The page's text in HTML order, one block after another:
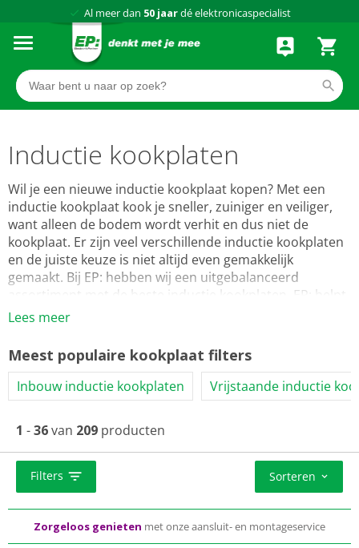
Al meer dan 50 jaardé elektronicaspecialist
Inductie kookplaten
Wil je een nieuwe inductie kookplaat kopen? Met een
inductie kookplaat kook je sneller, zuiniger en veiliger,
want alleen de bodem wordt verhit en dus niet de
kookplaat. Er zijn veel verschillende inductie kookplaten
en de juiste keuze is niet altijd even gemakkelijk
gemaakt. Bij EP: hebben wij een uitgebalanceerd
assortiment met de beste inductie kookplaten. EP: helpt
je graag bij het kiezen van de juiste inductie kookplaat.
Lees meer
Meest populaire kookplaat filters
Inbouw inductie kookplaten Vrijstaande inductie
1 -36van 209 producten
Filters Sorteren
Standaard thuisbezorgd vanaf 50,-
Al meer dan 50 jaar dé elektronicaspecialist
Zorgeloos genieten met onze aansluit- en montageservice